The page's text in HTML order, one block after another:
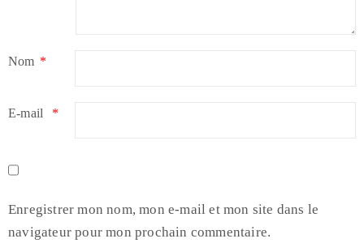
Nom *
E-mail *
Enregistrer mon nom, mon e-mail et mon site dans le
navigateur pour mon prochain commentaire.